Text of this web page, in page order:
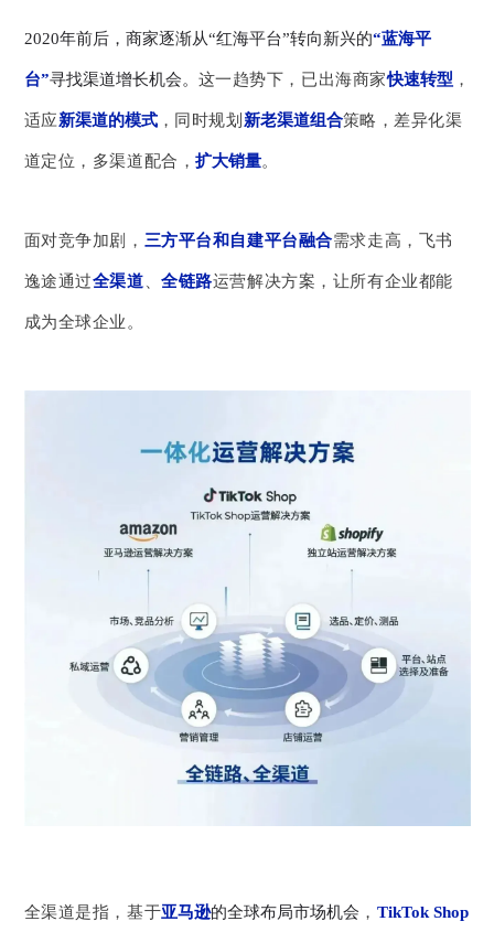
2020年前后，商家逐渐从“红海平台”转向新兴的“蓝海平
台”寻找渠道增长机会。 这一趋势下，已出海商家快速转型 ，
适应新渠道的模式，同时规划 新老渠道组合策略，差异化渠
道定位，多渠道配合，扩大销量。
面对竞争加剧， 三方平台和自建平台融合需求走高，飞书
逸途通过全渠道 、全链路运营解决方案，让所有企业都能
成为全球企业。
全渠道是指，基于亚马逊的全球布局市场机会 ， TikTok Shop